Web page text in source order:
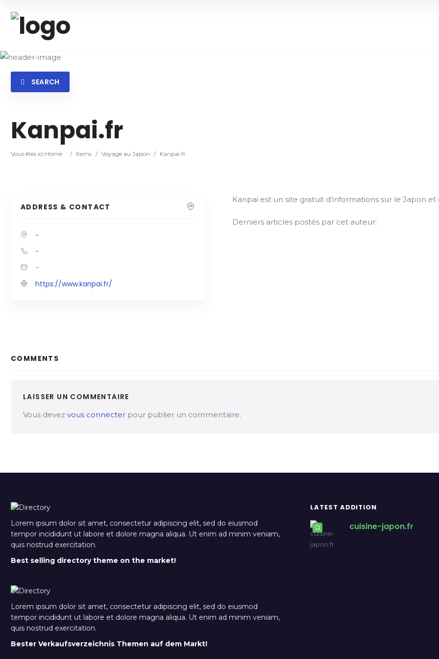
SEARCH
Kanpai.fr
Vous êtes ici:Home / Items / Voyage au Japon / Kanpai.fr
ADDRESS & CONTACT
-
-
-
https://www.kanpai.fr/
Kanpai est un site gratuit d’informations sur le Japon
Derniers articles postés par cet auteur:
COMMENTS
LAISSER UN COMMENTAIRE
Vous devez vous connecter pour publier un commentaire.
Lorem ipsum dolor sit amet, consectetur adipiscing elit, sed do eiusmod
tempor incididunt ut labore et dolore magna aliqua. Ut enim ad minim veniam,
quis nostrud exercitation.
Best selling directory theme on the market!
Lorem ipsum dolor sit amet, consectetur adipiscing elit, sed do eiusmod
tempor incididunt ut labore et dolore magna aliqua. Ut enim ad minim veniam,
quis nostrud exercitation.
Bester Verkaufsverzeichnis Themen auf dem Markt!
LATEST ADDITION
cuisine-japon.fr